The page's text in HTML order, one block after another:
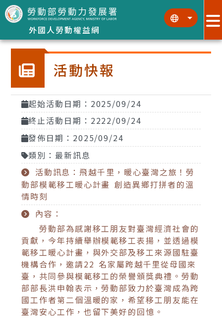
跳到主要內容區塊
外國人勞動權益網
::: :::
活動快報
起始活動日期：2025/09/24
終止活動日期：2222/09/24
發佈日期：2025/09/24
類別：最新訊息
活動訊息：飛越千里，暖心臺灣之旅！勞
動部模範移工暖心計畫 創造異鄉打拼者的溫
情時刻
內容：
勞動部為感謝移工朋友對臺灣經濟社會的
貢獻，今年持續舉辦模範移工表揚，並透過模
範移工暖心計畫，與外交部及移工來源國駐臺
機構合作，邀請22 名家屬跨越千里從母國來
臺，共同參與模範移工的榮譽頒獎典禮。勞動
部部長洪申翰表示，勞動部致力於臺灣成為跨
國工作者第二個溫暖的家，希望移工朋友能在
臺灣安心工作，也留下美好的回憶。